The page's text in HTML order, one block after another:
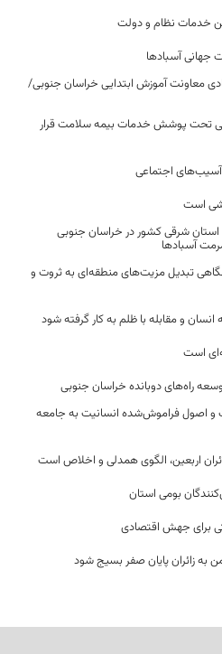
خدمات نظام و دولت
جهانی آسبادها
معاونت آموزش ابتدایی خراسان جنوبی/
تحت پوشش خدمات بیمه سلامت قرار
آسیب‌های اجتماعی
است
استان شرقی کشور در خراسان جنوبی
آسبادها
تبدیل مزیت‌های منطقه‌ای به ثروت و
و مقابله با ظلم به کار گرفته شود
است
و اصول فراموش‌شده انسانیت به جامعه
اربعین، الگوی همدلی و اخلاص است
بومی استان
برای جهش اقتصادی
زائران پایان صفر بسیج شود